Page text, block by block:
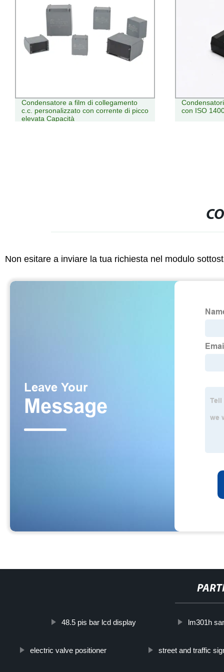
Condensatore a film di collegamento
c.c. personalizzato con corrente di picco
elevata Capacità
Condensatori
con ISO 14001
Non esitare a inviare la tua richiesta nel modulo
48.5 pis bar lcd display lm301h
electric valve positioner street and traffic